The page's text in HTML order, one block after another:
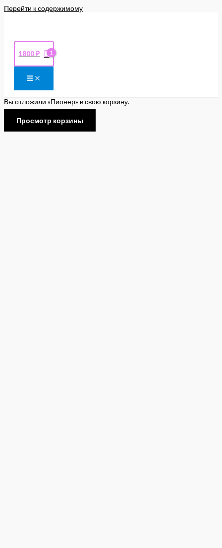
Перейти к содержимому
1800₽
Вы отложили «Пионер» в свою корзину.
Просмотр корзины